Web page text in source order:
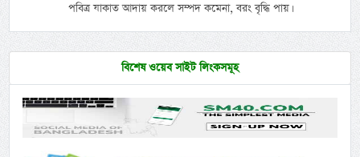
পবিত্র যাকাত আদায় করলে সম্পদ কমেনা, বরং বৃদ্ধি পায়।
বিশেষ ওয়েব সাইট লিংকসমূহ